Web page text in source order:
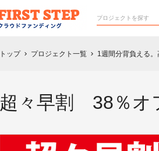
トップ chevron_right プロジェクト一覧 chevron_right 1週間分背負える
超々早割 38％オ